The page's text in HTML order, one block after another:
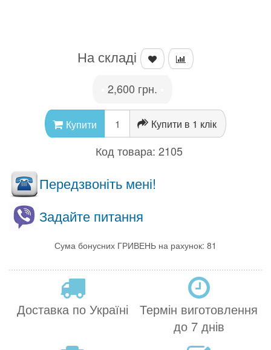
На складі
2,600 грн.
Купити Купити в 1 клік
Код товара: 2105
Передзвоніть мені!
Задайте питання
Сума бонусних ГРИВЕНЬ на рахунок: 81
Доставка по Україні
Термін виготовлення
до 7 днів